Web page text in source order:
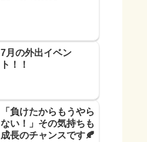
7月の外出イベン
ト！！
「負けたからもうやら
ない！」その気持ちも
成長のチャンスです🍂